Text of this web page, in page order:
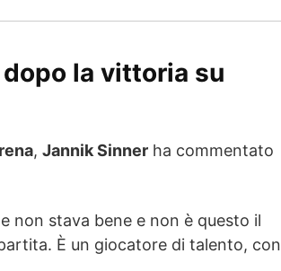
la vittoria su
, Jannik Sinner ha commentato
non stava bene e non è questo il
È un giocatore di talento, con